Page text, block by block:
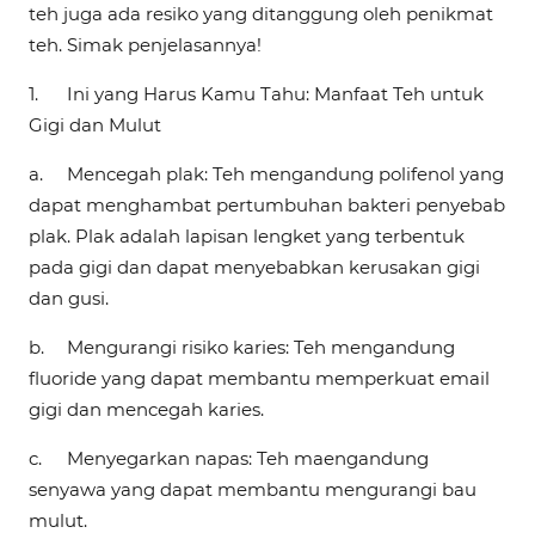
teh juga ada resiko yang ditanggung oleh penikmat
teh. Simak penjelasannya!
1.
Ini yang Harus Kamu Tahu: Manfaat Teh untuk
Gigi dan Mulut
a.
Mencegah plak: Teh mengandung polifenol yang
dapat menghambat pertumbuhan bakteri penyebab
plak. Plak adalah lapisan lengket yang terbentuk
pada gigi dan dapat menyebabkan kerusakan gigi
dan gusi.
b.
Mengurangi risiko karies: Teh mengandung
fluoride yang dapat membantu memperkuat email
gigi dan mencegah karies.
c.
Menyegarkan napas: Teh maengandung
senyawa yang dapat membantu mengurangi bau
mulut.